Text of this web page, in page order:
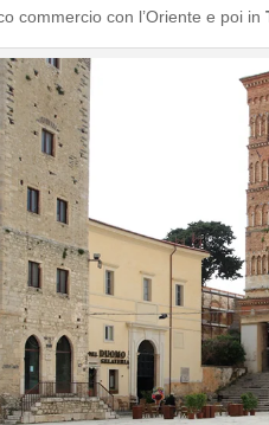
commercio con l’Oriente e poi in